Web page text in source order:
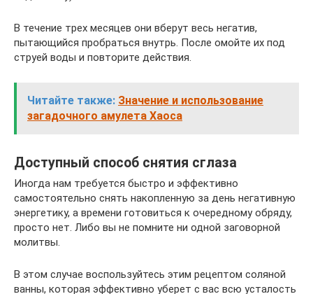
В течение трех месяцев они вберут весь негатив,
пытающийся пробраться внутрь. После омойте их под
струей воды и повторите действия.
Читайте также: Значение и использование
загадочного амулета Хаоса
Доступный способ снятия сглаза
Иногда нам требуется быстро и эффективно
самостоятельно снять накопленную за день негативную
энергетику, а времени готовиться к очередному обряду,
просто нет. Либо вы не помните ни одной заговорной
молитвы.
В этом случае воспользуйтесь этим рецептом соляной
ванны, которая эффективно уберет с вас всю усталость